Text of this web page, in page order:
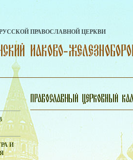
ПРАВОСЛАВНОЙ ЦЕРКВИ
И